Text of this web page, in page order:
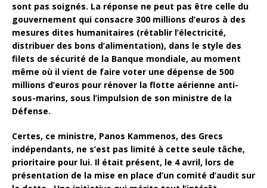
sont pas soignés. La réponse ne peut pas être celle du
gouvernement qui consacre 300 millions d’euros à des
mesures dites humanitaires (rétablir l’électricité,
distribuer des bons d’alimentation), dans le style des
filets de sécurité de la Banque mondiale, au moment
même où il vient de faire voter une dépense de 500
millions d’euros pour rénover la flotte aérienne anti-
sous-marins, sous l’impulsion de son ministre de la
Défense.
Certes, ce ministre, Panos Kammenos, des Grecs
indépendants, ne s’est pas limité à cette seule tâche,
prioritaire pour lui. Il était présent, le 4 avril, lors de
présentation de la mise en place d’un comité d’audit sur